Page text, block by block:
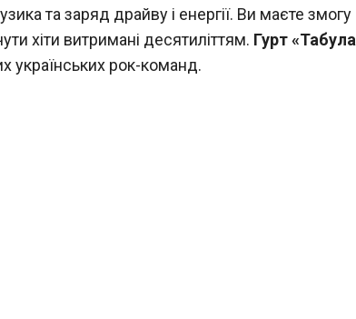
та заряд драйву і енергії. Ви маєте змогу
хіти витримані десятиліттям. Гурт «Табула
українських рок-команд.